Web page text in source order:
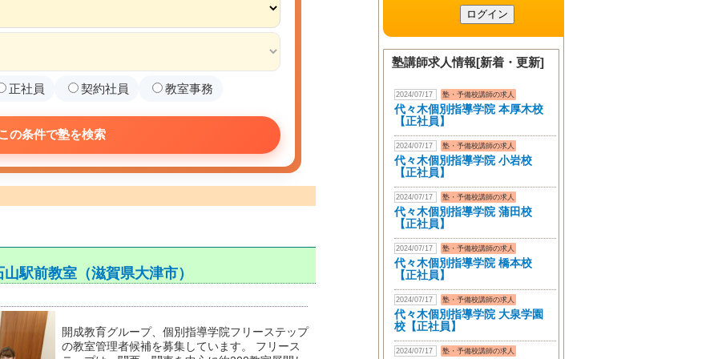
正社員 契約社員 教室事務
の条件で塾を検索
駅前教室（滋賀県大津市）
開成教育グループ、個別指導学院フリーステップ
の教室管理者候補を募集しています。 フリース
塾講師求人情報[新着・更新]
2024/07/17 塾・予備校講師の求人
代々木個別指導学院 本厚木校
【正社員】
2024/07/17 塾・予備校講師の求人
代々木個別指導学院 小岩校
【正社員】
2024/07/17 塾・予備校講師の求人
代々木個別指導学院 蒲田校
【正社員】
2024/07/17 塾・予備校講師の求人
代々木個別指導学院 橋本校
【正社員】
2024/07/17 塾・予備校講師の求人
代々木個別指導学院 大泉学園
校【正社員】
2024/07/17 塾・予備校講師の求人